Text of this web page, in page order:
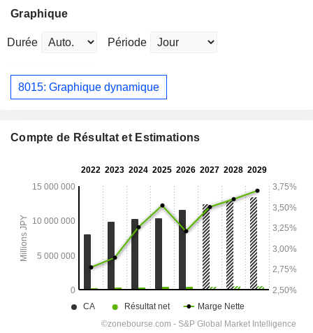
Graphique
Durée Période
8015: Graphique dynamique
Compte de Résultat et Estimations